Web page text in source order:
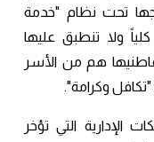
تحت نظام "خدمة
ولا تنطبق عليها
هم من الأسر
وكرامة".
الإدارية التي تؤخر